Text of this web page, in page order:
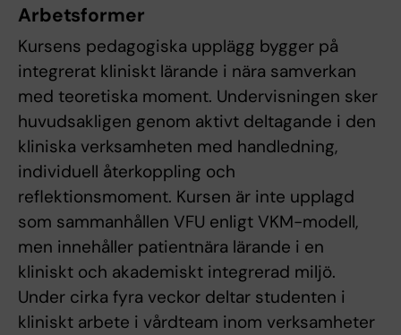
Arbetsformer
Kursens pedagogiska upplägg bygger på
integrerat kliniskt lärande i nära samverkan
med teoretiska moment. Undervisningen sker
huvudsakligen genom aktivt deltagande i den
kliniska verksamheten med handledning,
individuell återkoppling och
reflektionsmoment. Kursen är inte upplagd
som sammanhållen VFU enligt VKM-modell,
men innehåller patientnära lärande i en
kliniskt och akademiskt integrerad miljö.
Under cirka fyra veckor deltar studenten i
kliniskt arbete i vårdteam inom verksamheter